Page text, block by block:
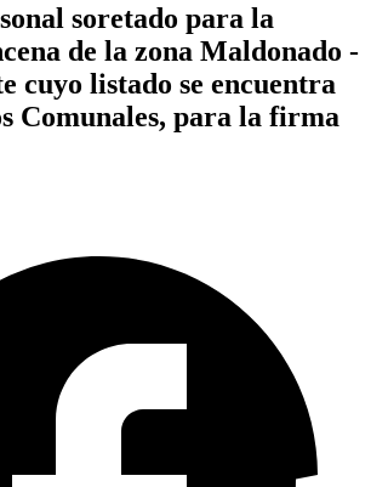
soretado para la
de la zona Maldonado -
cuyo listado se encuentra
Comunales, para la firma